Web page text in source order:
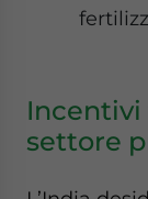
Incentivi
settore